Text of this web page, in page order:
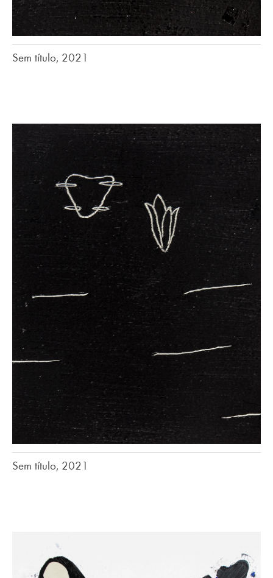
Sem título, 2021
Sem título, 2021